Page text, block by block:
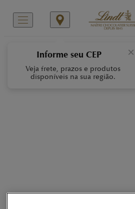
×
Informe seu CEP
Veja frete, prazos e produtos
disponíveis na sua região.